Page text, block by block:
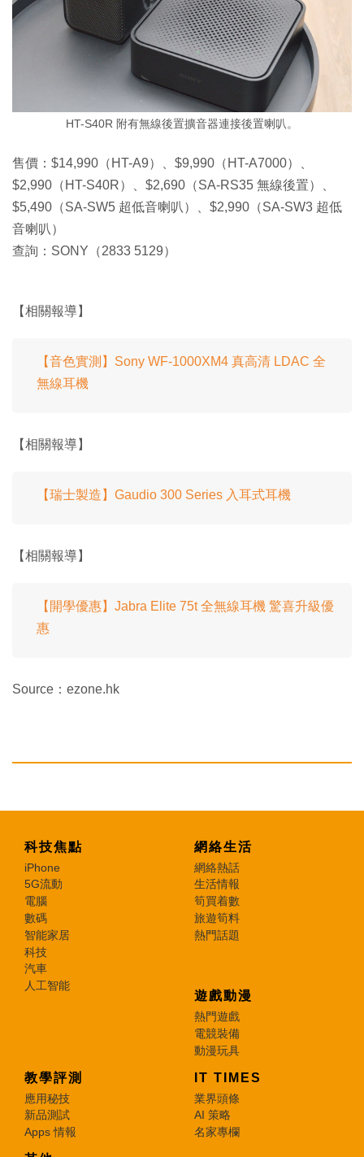
HT-S40R 附有無線後置擴音器連接後置喇叭。
售價：$14,990（HT-A9）、$9,990（HT-A7000）、
$2,990（HT-S40R）、$2,690（SA-RS35 無線後置）、
$5,490（SA-SW5 超低音喇叭）、$2,990（SA-SW3 超低
音喇叭）
查詢：SONY（2833 5129）
【相關報導】
【音色實測】Sony WF-1000XM4 真高清 LDAC 全
無線耳機
【相關報導】
【瑞士製造】Gaudio 300 Series 入耳式耳機
【相關報導】
【開學優惠】Jabra Elite 75t 全無線耳機 驚喜升級優
惠
Source：ezone.hk
科技焦點
iPhone
5G流動
電腦
數碼
智能家居
科技
汽車
人工智能
網絡生活
網絡熱話
生活情報
筍買着數
旅遊筍料
熱門話題
遊戲動漫
熱門遊戲
電競裝備
動漫玩具
教學評測
應用秘技
新品測試
Apps 情報
IT TIMES
業界頭條
AI 策略
名家專欄